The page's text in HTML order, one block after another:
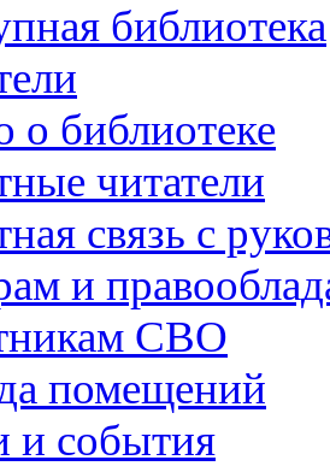
библиотека
о библиотеке
читатели
связь с
и
СВО
помещений
и события